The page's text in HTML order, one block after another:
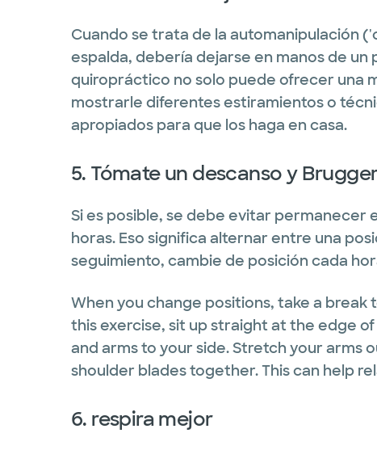
Cuando se trata de la automanipulación
espalda, debería dejarse en manos de
quiropráctico no solo puede ofrecer una
mostrarle diferentes estiramientos o
apropiados para que los haga en casa.
5. Tómate un descanso y
Si es posible, se debe evitar permanecer
horas. Eso significa alternar entre una
seguimiento, cambie de posición cada
When you change positions, take a
this exercise, sit up straight at the edge
and arms to your side. Stretch your arms
shoulder blades together. This can help
6. respira mejor